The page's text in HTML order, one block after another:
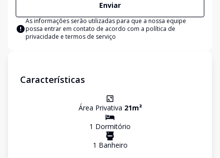
Enviar
As informações serão utilizadas para que a nossa equipe
possa entrar em contato de acordo com a política de
privacidade e termos de serviço
Características
Área Privativa 21m²
1 Dormitório
1 Banheiro